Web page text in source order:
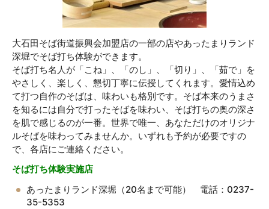
大石田そば街道振興会加盟店の一部の店やあったまりランド
深堀でそば打ち体験ができます。
そば打ち名人が「こね」、「のし」、「切り」、「茹で」を
やさしく、楽しく、懇切丁寧に伝授してくれます。愛情込め
て打つ自作のそばは、味わいも格別です。そば本来のうまさ
を知るには自分で打ったそばを味わい、そば打ちの奥の深さ
を肌で感じるのが一番。世界で唯一、あなただけのオリジナ
ルそばを味わってみませんか。いずれも予約が必要ですの
で、各店にご連絡ください。
そば打ち体験実施店
あったまりランド深堀（20名まで可能） 電話：0237-
35-5353